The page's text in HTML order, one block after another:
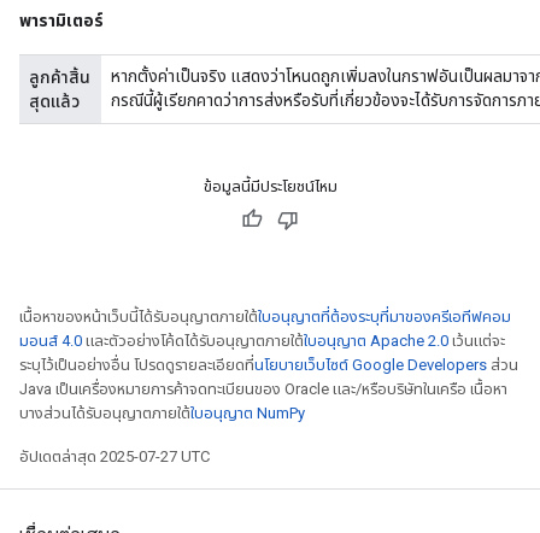
พารามิเตอร์
ลูกค้าสิ้น
สุดแล้ว
หากตั้งค่าเป็นจริง แสดงว่าโหนดถูกเพิ่มลงในกราฟอันเป็นผลมา
กรณีนี้ผู้เรียกคาดว่าการส่งหรือรับที่เกี่ยวข้องจะได้รับการจัดการภา
ข้อมูลนี้มีประโยชน์ไหม
เนื้อหาของหน้าเว็บนี้ได้รับอนุญาตภายใต้ใบอนุญาตที่ต้องระบุที่มาของครีเอทีฟคอม
มอนส์ 4.0 และตัวอย่างโค้ดได้รับอนุญาตภายใต้ใบอนุญาต Apache 2.0 เว้นแต่จะ
ระบุไว้เป็นอย่างอื่น โปรดดูรายละเอียดที่นโยบายเว็บไซต์ Google Developers ส่วน
Java เป็นเครื่องหมายการค้าจดทะเบียนของ Oracle และ/หรือบริษัทในเครือ เนื้อหา
บางส่วนได้รับอนุญาตภายใต้ใบอนุญาต NumPy
อัปเดตล่าสุด 2025-07-27 UTC